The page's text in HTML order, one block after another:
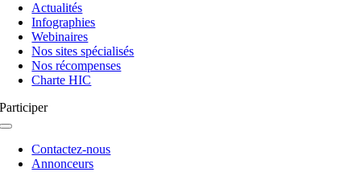
basculeActualités
Infographies
Webinaires
Nos sites spécialisés
Nos récompenses
Charte HIC
Participer
Navigation
basculeContactez-nous
Annonceurs